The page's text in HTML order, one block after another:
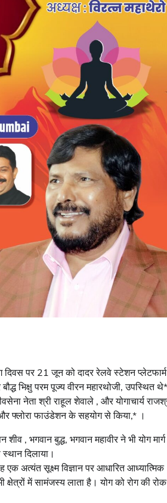
दिवस पर 21 जून को दादर रेलवे स्टेशन
भिक्षु परम पूज्य वीरन महारथोजी, उपस्थित थे*
नेता श्री राहूल शेवाले , और योगाचार्य
फ्लोरा फाउंडेशन के सहयोग से किया,* ।
, भगवान बुद्ध, भगवान महावीर ने भी योग
दिलाया।
अत्यंत सूक्ष्म विज्ञान पर आधारित आध्यात्मिक
में सामंजस्य लाता है। योग को रोग की